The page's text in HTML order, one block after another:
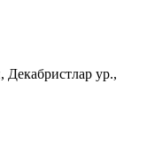
Декабристлар ур.,